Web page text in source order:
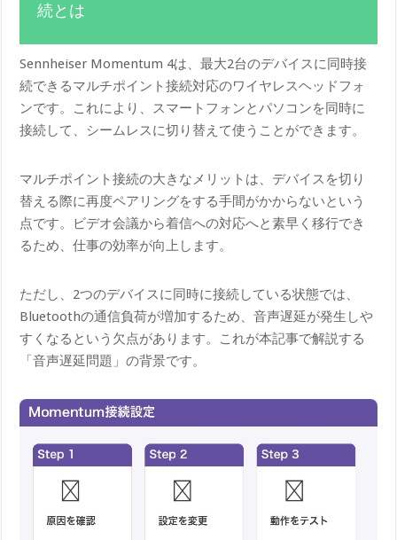
続とは
Sennheiser Momentum 4は、最大2台のデバイスに同時接
続できるマルチポイント接続対応のワイヤレスヘッドフォ
ンです。これにより、スマートフォンとパソコンを同時に
接続して、シームレスに切り替えて使うことができます。
マルチポイント接続の大きなメリットは、デバイスを切り
替える際に再度ペアリングをする手間がかからないという
点です。ビデオ会議から着信への対応へと素早く移行でき
るため、仕事の効率が向上します。
ただし、2つのデバイスに同時に接続している状態では、
Bluetoothの通信負荷が増加するため、音声遅延が発生しや
すくなるという欠点があります。これが本記事で解説する
「音声遅延問題」の背景です。